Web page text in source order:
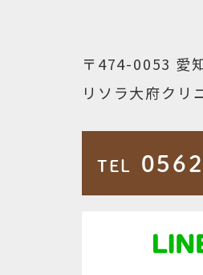
〒474-0053 愛
リソラ大府クリ
TEL